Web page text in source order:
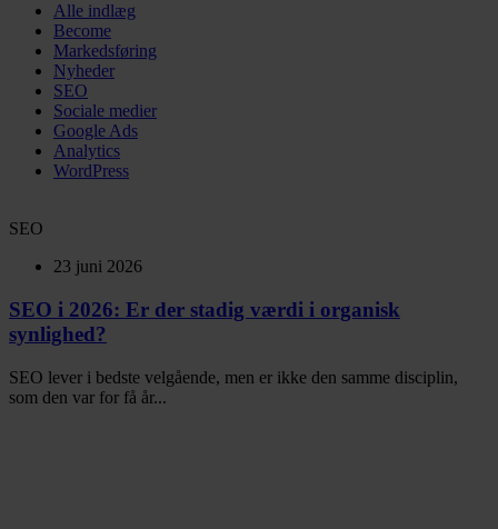
Alle indlæg
Become
Markedsføring
Nyheder
SEO
Sociale medier
Google Ads
Analytics
WordPress
SEO
23 juni 2026
SEO i 2026: Er der stadig værdi i organisk
synlighed?
SEO lever i bedste velgående, men er ikke den samme disciplin,
som den var for få år...